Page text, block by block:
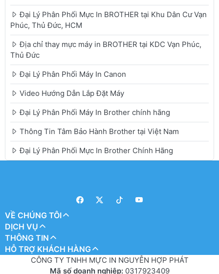
Đại Lý Phân Phối Mực In BROTHER tại Khu Dân Cư Vạn
Phúc, Thủ Đức, HCM
Địa chỉ thay mực máy in BROTHER tại KDC Vạn Phúc,
Thủ Đức
Đại Lý Phân Phối Máy In Canon
Video Hướng Dẫn Lắp Đặt Máy
Đại Lý Phân Phối Máy In Brother chính hãng
Thông Tin Tâm Bảo Hành Brother tại Việt Nam
Đại Lý Phân Phối Mực In Brother Chính Hãng
VỀ CHÚNG TÔI
DỊCH VỤ
THÔNG TIN
HỖ TRỢ KHÁCH HÀNG
CÔNG TY TNHH MỰC IN NGUYỄN HỢP PHÁT
Mã số doanh nghiệp: 0317923409